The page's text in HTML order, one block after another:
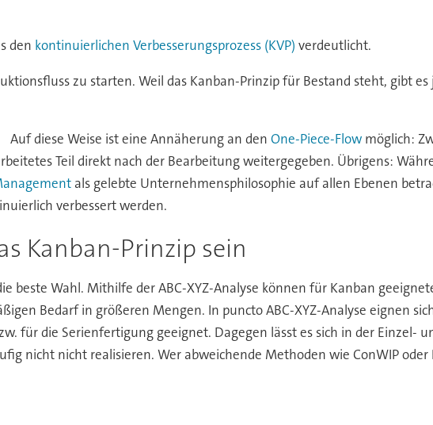
den kontinuierlichen Verbesserungsprozess (KVP) verdeutlicht.
zu starten. Weil das Kanban-Prinzip für Bestand steht, gibt
Auf diese Weise ist eine Annäherung an denOne-Piece-Flow möglich:
Teil direkt nach der Bearbeitung weitergegeben. Übrigens:
als gelebte Unternehmensphilosophie auf allen Ebenen
verbessert werden.
Kanban-Prinzip sein
beste Wahl. Mithilfe der ABC-XYZ-Analyse können für Kanban
Bedarf in größeren Mengen. In puncto ABC-XYZ-Analyse eignen
für die Serienfertigung geeignet. Dagegen lässt es sich in der Einzel-
nicht nicht realisieren. Wer abweichende Methoden wie ConWIP oder